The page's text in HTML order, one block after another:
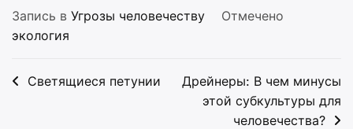
Запись в Угрозы человечеству
Отмечено
экология
Навигация
Светящиеся петунии
Дрейнеры: В чем минусы
этой субкультуры для
человечества?